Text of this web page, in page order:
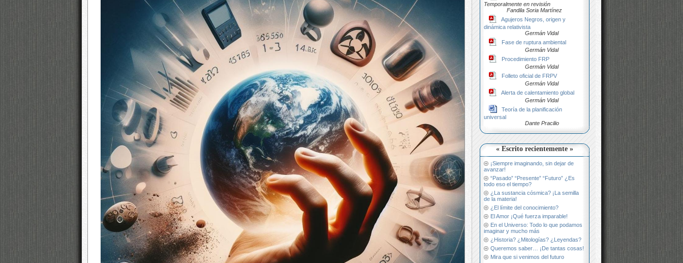
Temporalmente en revisión
Fandila Soria Martínez
Agujeros Negros, origen y
dinámica relativista
Germán Vidal
Fase de ruptura ambiental
Germán Vidal
Procedimiento FRP
Germán Vidal
Folleto oficial de FRPV
Germán Vidal
Alerta de calentamiento global
Germán Vidal
Teoría de la planificación
universal
Dante Pracilio
« Escrito recientemente »
¡Siempre imaginando, sin dejar de
avanzar!
“Pasado” “Presente” “Futuro” ¿Es
todo eso el tiempo?
¿La sustancia cósmica? ¡La semilla
de la materia!
¿El límite del conocimiento?
El Amor ¡Qué fuerza imparable!
En el Universo: Todo lo que podamos
imaginar y mucho más
¿Historia? ¿Mitologías? ¿Leyendas?
Queremos saber… ¡De tantas cosas!
Mira que si venimos del futuro